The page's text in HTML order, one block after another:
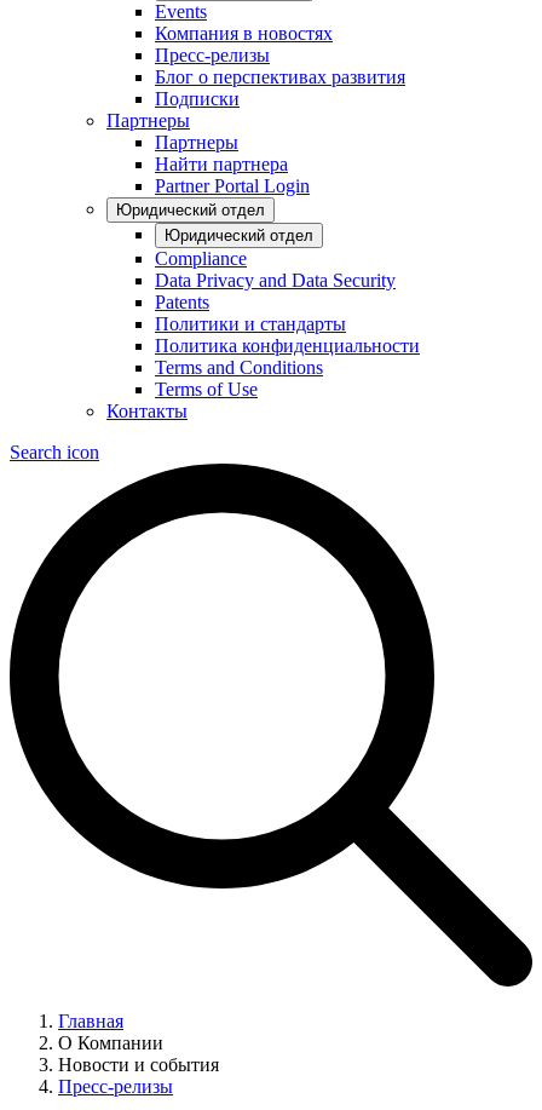
Events
Компания в новостях
Пресс-релизы
Блог о перспективах развития
Подписки
Партнеры
Партнеры
Найти партнера
Partner Portal Login
Юридический отдел
Юридический отдел
Compliance
Data Privacy and Data Security
Patents
Политики и стандарты
Политика конфиденциальности
Terms and Conditions
Terms of Use
Контакты
Search icon
Главная
О Компании
Новости и события
Пресс-релизы